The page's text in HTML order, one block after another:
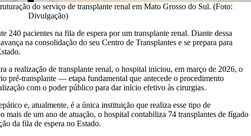
do serviço de transplante renal em Mato Grosso do Sul. (Foto:
Divulgação)
240 pacientes na fila de espera por um transplante renal. Diante dessa
na consolidação do seu Centro de Transplantes e se prepara para
a realização de transplante renal, o hospital iniciou, em março de 2026, o
pré-transplante — etapa fundamental que antecede o procedimento
com o poder público para dar início efetivo às cirurgias.
e, atualmente, é a única instituição que realiza esse tipo de
de um ano de atuação, o hospital contabiliza 74 transplantes de fígado
da fila de espera no Estado.